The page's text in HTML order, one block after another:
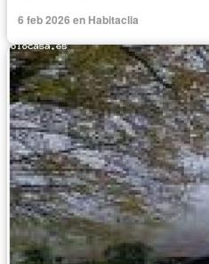
6 feb 2026 en Habitaclia